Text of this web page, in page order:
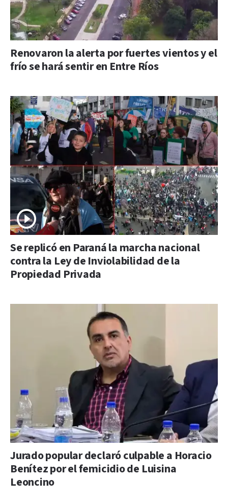
Renovaron la alerta por fuertes vientos y el
frío se hará sentir en Entre Ríos
Se replicó en Paraná la marcha nacional
contra la Ley de Inviolabilidad de la
Propiedad Privada
Jurado popular declaró culpable a Horacio
Benítez por el femicidio de Luisina
Leoncino